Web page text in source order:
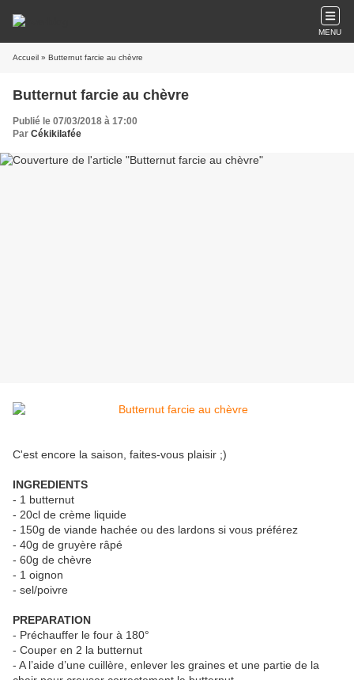
MENU
Accueil » Butternut farcie au chèvre
Butternut farcie au chèvre
Publié le 07/03/2018 à 17:00
Par Cékikilafée
C'est encore la saison, faites-vous plaisir ;)
INGREDIENTS
- 1 butternut
- 20cl de crème liquide
- 150g de viande hachée ou des lardons si vous préférez
- 40g de gruyère râpé
- 60g de chèvre
- 1 oignon
- sel/poivre
PREPARATION
- Préchauffer le four à 180°
- Couper en 2 la butternut
- A l’aide d’une cuillère, enlever les graines et une partie de la